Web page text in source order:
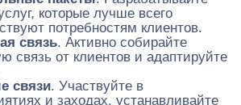
которые лучше всего
потребностям клиентов.
связь. Активно собирайте
связь от клиентов и адаптируйте
связи. Участвуйте в
и заходах, устанавливайте